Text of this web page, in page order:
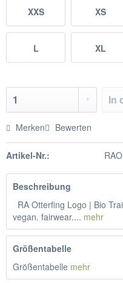
XXS XS
L XL
In
Merken Bewerten
Artikel-Nr.:
Beschreibung
RA Otterfing Logo | Bio
vegan. fairwear.... mehr
Größentabelle
Größentabelle mehr